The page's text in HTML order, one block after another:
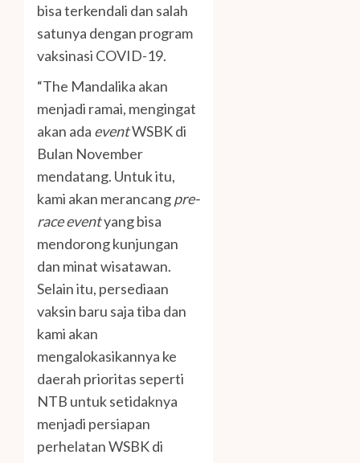
bisa terkendali dan salah
satunya dengan program
vaksinasi COVID-19.
“The Mandalika akan
menjadi ramai, mengingat
akan ada eventWSBK di
Bulan November
mendatang. Untuk itu,
kami akan merancangpre-
race eventyang bisa
mendorong kunjungan
dan minat wisatawan.
Selain itu, persediaan
vaksin baru saja tiba dan
kami akan
mengalokasikannya ke
daerah prioritas seperti
NTB untuk setidaknya
menjadi persiapan
perhelatan WSBK di